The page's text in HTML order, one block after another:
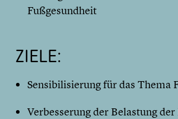
Fußgesundheit
ZIELE:
Sensibilisierung für das Thema
Verbesserung der Belastung